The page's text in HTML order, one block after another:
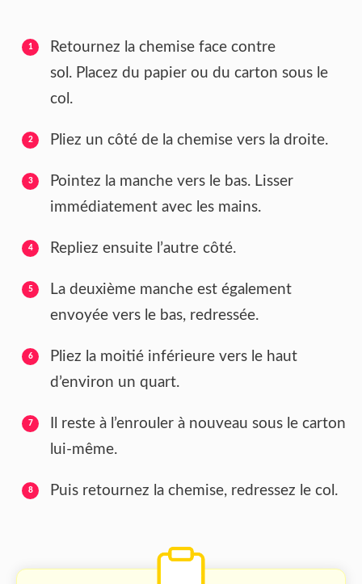
Retournez la chemise face contre
sol. Placez du papier ou du carton sous le
col.
Pliez un côté de la chemise vers la droite.
Pointez la manche vers le bas. Lisser
immédiatement avec les mains.
Repliez ensuite l’autre côté.
La deuxième manche est également
envoyée vers le bas, redressée.
Pliez la moitié inférieure vers le haut
d’environ un quart.
Il reste à l’enrouler à nouveau sous le carton
lui-même.
Puis retournez la chemise, redressez le col.